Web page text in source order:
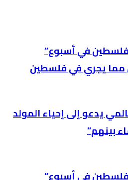
“فلسطين في أسبوع”
مما يجري في فلسطين
يدعو إلى إحياء المولد
بينهم”
“فلسطين في أسبوع”